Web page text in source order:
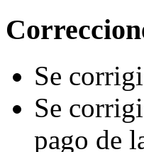
Se
Se
pago de